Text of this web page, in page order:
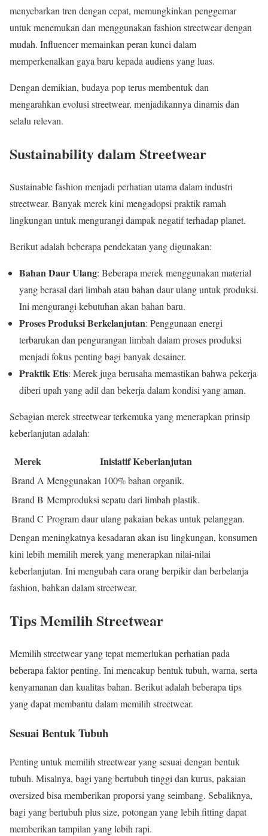
menyebarkan tren dengan cepat, memungkinkan penggemar
untuk menemukan dan menggunakan fashion streetwear dengan
mudah. Influencer memainkan peran kunci dalam
memperkenalkan gaya baru kepada audiens yang luas.
Dengan demikian, budaya pop terus membentuk dan
mengarahkan evolusi streetwear, menjadikannya dinamis dan
selalu relevan.
Sustainability dalam Streetwear
Sustainable fashion menjadi perhatian utama dalam industri
streetwear. Banyak merek kini mengadopsi praktik ramah
lingkungan untuk mengurangi dampak negatif terhadap planet.
Berikut adalah beberapa pendekatan yang digunakan:
Bahan Daur Ulang: Beberapa merek menggunakan material
yang berasal dari limbah atau bahan daur ulang untuk produksi.
Ini mengurangi kebutuhan akan bahan baru.
Proses Produksi Berkelanjutan: Penggunaan energi
terbarukan dan pengurangan limbah dalam proses produksi
menjadi fokus penting bagi banyak desainer.
Praktik Etis: Merek juga berusaha memastikan bahwa pekerja
diberi upah yang adil dan bekerja dalam kondisi yang aman.
Sebagian merek streetwear terkemuka yang menerapkan prinsip
keberlanjutan adalah:
Merek Inisiatif Keberlanjutan
Brand A Menggunakan 100% bahan organik.
Brand B Memproduksi sepatu dari limbah plastik.
Brand C Program daur ulang pakaian bekas untuk pelanggan.
Dengan meningkatnya kesadaran akan isu lingkungan, konsumen
kini lebih memilih merek yang menerapkan nilai-nilai
keberlanjutan. Ini mengubah cara orang berpikir dan berbelanja
fashion, bahkan dalam streetwear.
Tips Memilih Streetwear
Memilih streetwear yang tepat memerlukan perhatian pada
beberapa faktor penting. Ini mencakup bentuk tubuh, warna, serta
kenyamanan dan kualitas bahan. Berikut adalah beberapa tips
yang dapat membantu dalam memilih streetwear.
Sesuai Bentuk Tubuh
Penting untuk memilih streetwear yang sesuai dengan bentuk
tubuh. Misalnya, bagi yang bertubuh tinggi dan kurus, pakaian
oversized bisa memberikan proporsi yang seimbang. Sebaliknya,
bagi yang bertubuh plus size, potongan yang lebih fitting dapat
memberikan tampilan yang lebih rapi.